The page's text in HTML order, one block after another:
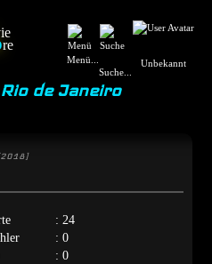
re
Menü...
Suche...
Unbekannt
de Janeiro
: 24
: 0
: 0